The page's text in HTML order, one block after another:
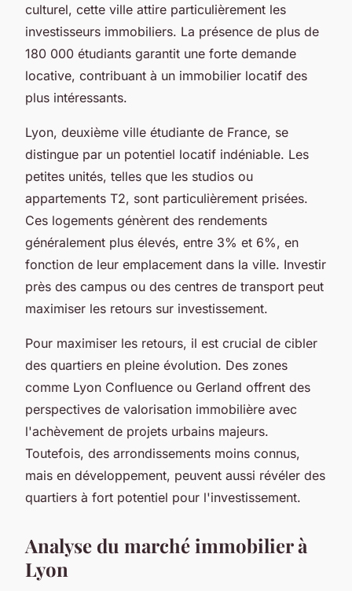
culturel, cette ville attire particulièrement les
investisseurs immobiliers. La présence de plus de
180 000 étudiants garantit une forte demande
locative, contribuant à un immobilier locatif des
plus intéressants.
Lyon, deuxième ville étudiante de France, se
distingue par un potentiel locatif indéniable. Les
petites unités, telles que les studios ou
appartements T2, sont particulièrement prisées.
Ces logements génèrent des rendements
généralement plus élevés, entre 3% et 6%, en
fonction de leur emplacement dans la ville. Investir
près des campus ou des centres de transport peut
maximiser les retours sur investissement.
Pour maximiser les retours, il est crucial de cibler
des quartiers en pleine évolution. Des zones
comme Lyon Confluence ou Gerland offrent des
perspectives de valorisation immobilière avec
l'achèvement de projets urbains majeurs.
Toutefois, des arrondissements moins connus,
mais en développement, peuvent aussi révéler des
quartiers à fort potentiel pour l'investissement.
Analyse du marché immobilier à
Lyon